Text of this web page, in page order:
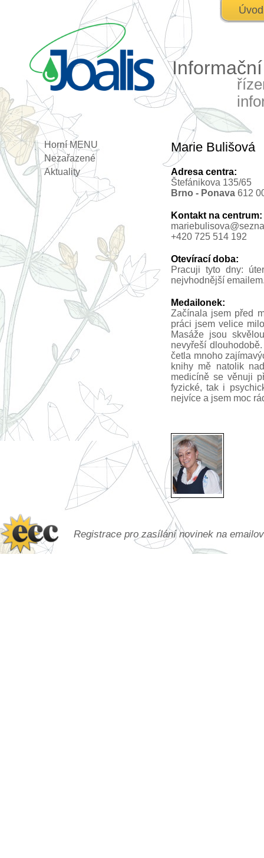
Úvod
Horní MENU
Nezařazené
Aktuality
Marie Bulišová
Adresa centra:
Štefánikova 135/65
Brno - Ponava 612
Kontakt na centrum:
+420 725 514 192
Otevírací doba:
Pracuji tyto dny:
nejvhodnější
Medailonek:
Začínala jsem před
práci jsem velice
Masáže jsou
nevyřeší
četla mnoho
knihy mě natolik
medicíně se věnuji
fyzické, tak i
nejvíce a jsem moc
Registrace pro zasílání novinek na